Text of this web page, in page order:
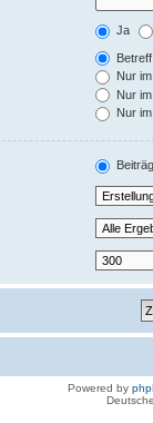
Ja
Nur
Nur
Nur
Powered by